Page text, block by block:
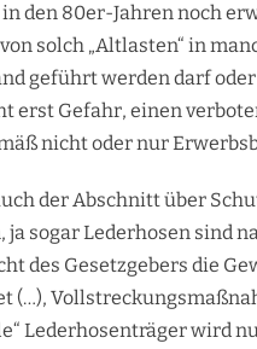
den 80er-Jahren noch
solch „Altlasten“ in
geführt werden darf
erst Gefahr, einen
nicht oder nur
der Abschnitt über
sogar Lederhosen sind
des Gesetzgebers die
(…),
Lederhosenträger wird